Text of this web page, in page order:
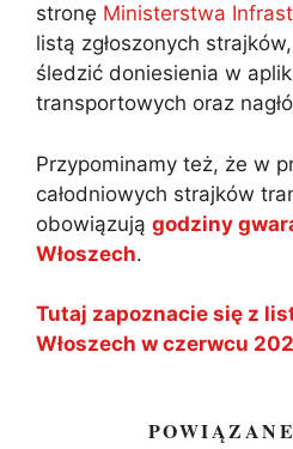
stronę Ministerstwa
listą zgłoszonych
śledzić doniesienia w
transportowych oraz
Przypominamy też, że w
całodniowych strajków
obowiązują godziny
Włoszech.
Tutaj zapoznacie się z
Włoszech w czerwcu